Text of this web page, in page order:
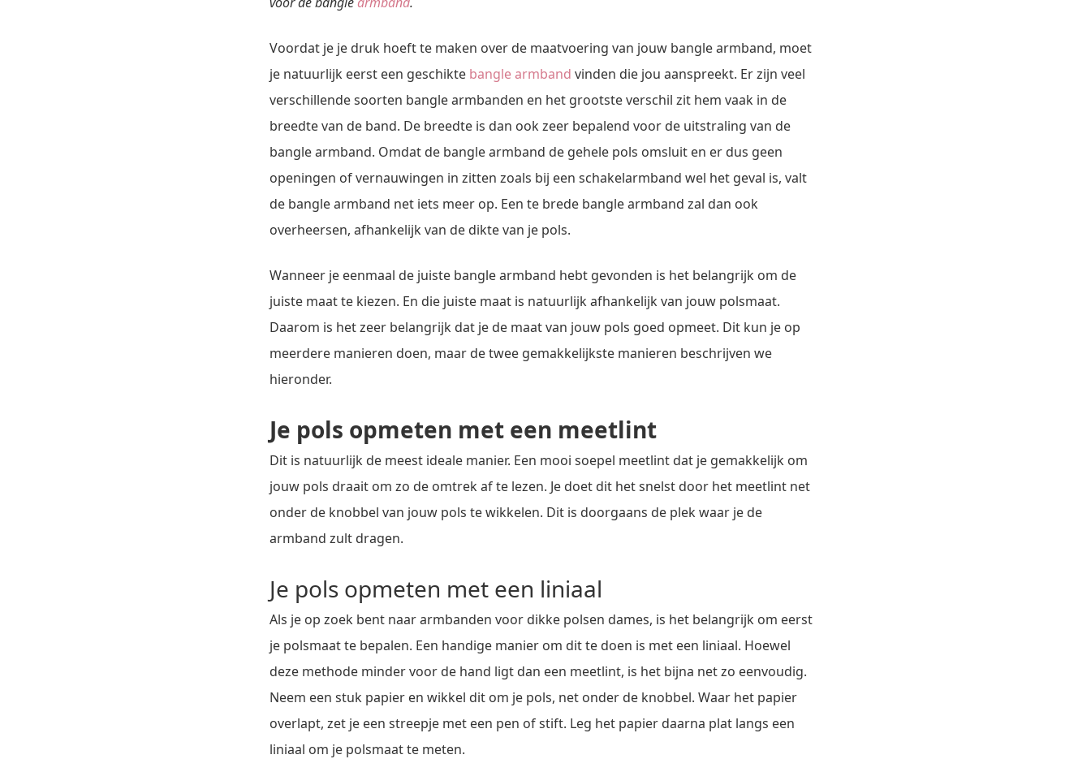
Voordat je je druk hoeft te maken over de maatvoering van jouw bangle armband, moet
je natuurlijk eerst een geschikte bangle armband vinden die jou aanspreekt. Er zijn veel
verschillende soorten bangle armbanden en het grootste verschil zit hem vaak in de
breedte van de band. De breedte is dan ook zeer bepalend voor de uitstraling van de
bangle armband. Omdat de bangle armband de gehele pols omsluit en er dus geen
openingen of vernauwingen in zitten zoals bij een schakelarmband wel het geval is, valt
de bangle armband net iets meer op. Een te brede bangle armband zal dan ook
overheersen, afhankelijk van de dikte van je pols.
Wanneer je eenmaal de juiste bangle armband hebt gevonden is het belangrijk om de
juiste maat te kiezen. En die juiste maat is natuurlijk afhankelijk van jouw polsmaat.
Daarom is het zeer belangrijk dat je de maat van jouw pols goed opmeet. Dit kun je op
meerdere manieren doen, maar de twee gemakkelijkste manieren beschrijven we
hieronder.
Je pols opmeten met een meetlint
Dit is natuurlijk de meest ideale manier. Een mooi soepel meetlint dat je gemakkelijk om
jouw pols draait om zo de omtrek af te lezen. Je doet dit het snelst door het meetlint net
onder de knobbel van jouw pols te wikkelen. Dit is doorgaans de plek waar je de
armband zult dragen.
Je pols opmeten met een liniaal
Als je op zoek bent naar armbanden voor dikke polsen dames, is het belangrijk om eerst
je polsmaat te bepalen. Een handige manier om dit te doen is met een liniaal. Hoewel
deze methode minder voor de hand ligt dan een meetlint, is het bijna net zo eenvoudig.
Neem een stuk papier en wikkel dit om je pols, net onder de knobbel. Waar het papier
overlapt, zet je een streepje met een pen of stift. Leg het papier daarna plat langs een
liniaal om je polsmaat te meten.